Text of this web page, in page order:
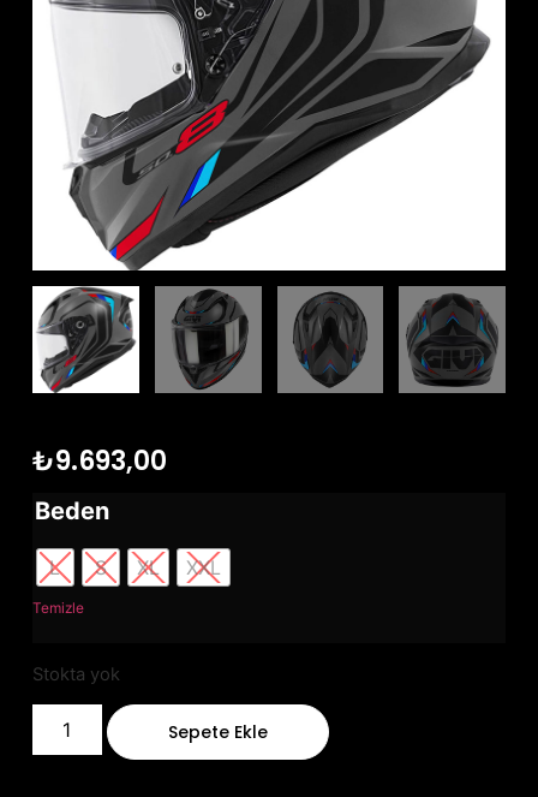
₺9.693,00
Beden
L S XL XXL
Temizle
Stokta yok
Sepete Ekle